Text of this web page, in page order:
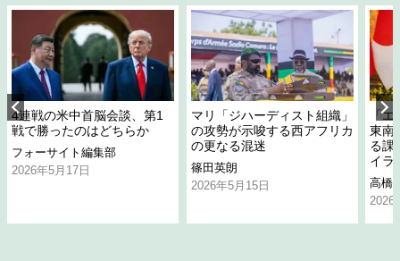
4連戦の米中首脳会談、第1
戦で勝ったのはどちらか
フォーサイト編集部
2026年5月17日
マリ「ジハーディスト組織」
の攻勢が示唆する西アフリカ
の更なる混迷
篠田英朗
2026年5月15日
「
東南
る課
イラ
高橋
2026